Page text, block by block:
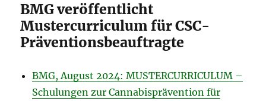
BMG veröffentlicht
Mustercurriculum für CSC-
Präventionsbeauftragte
BMG, August 2024: MUSTERCURRICULUM –
Schulungen zur Cannabisprävention für